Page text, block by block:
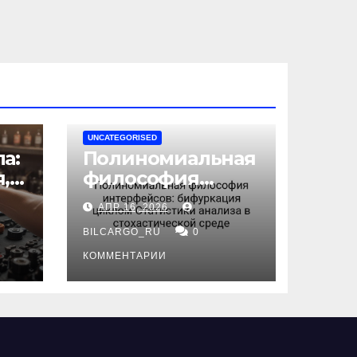
UNCATEGORISED
Полиномиальная
философия
интерфейсов:
бифуркация
циклом
Статистики
анализа в
среде
АПР 16, 2026
BILCARGO_RU 0
КОММЕНТАРИИ